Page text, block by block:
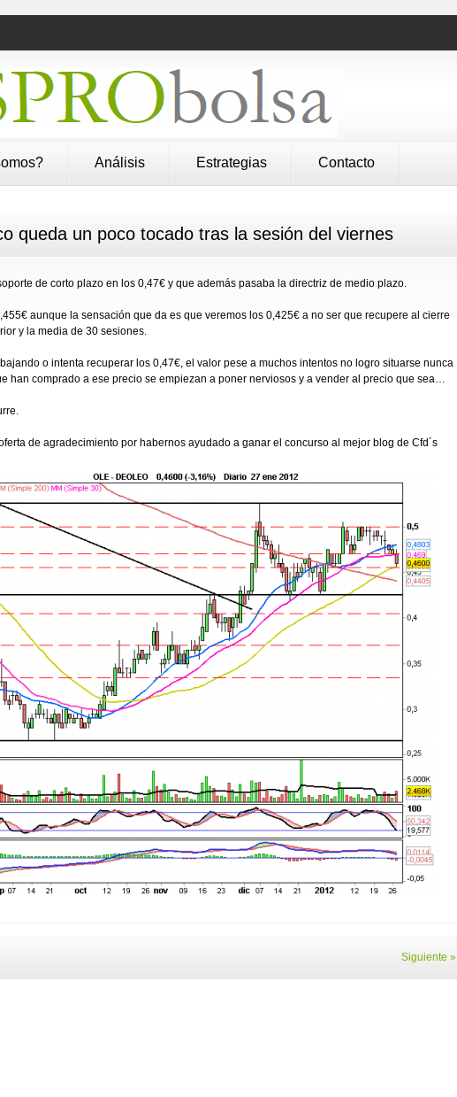
Análisis Estrategias Contacto
queda un poco tocado tras la sesión del viernes
de corto plazo en los 0,47€ y que además pasaba la directriz de medio plazo.
aunque la sensación que da es que veremos los 0,425€ a no ser que recupere al cierre
y la media de 30 sesiones.
o intenta recuperar los 0,47€, el valor pese a muchos intentos no logro situarse nunca
han comprado a ese precio se empiezan a poner nerviosos y a vender al precio que sea…
de agradecimiento por habernos ayudado a ganar el concurso al mejor blog de Cfd´s
Siguiente »